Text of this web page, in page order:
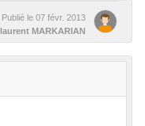
Publié le 07 févr. 2013
laurent MARKARIAN